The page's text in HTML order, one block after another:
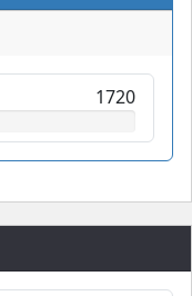
1720